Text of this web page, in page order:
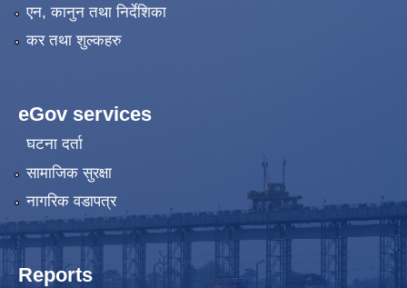
एन, कानुन तथा निर्देशिका
कर तथा शुल्कहरु
eGov services
घटना दर्ता
सामाजिक सुरक्षा
नागरिक वडापत्र
Reports